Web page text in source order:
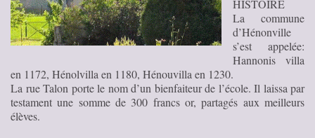
HISTOIRE
La commune
d’Hénonville
s’est appelée:
Hannonis villa
en 1172, Hénolvilla en 1180, Hénouvilla en 1230.
La rue Talon porte le nom d’un bienfaiteur de l’école. Il laissa par
testament une somme de 300 francs or, partagés aux meilleurs
élèves.